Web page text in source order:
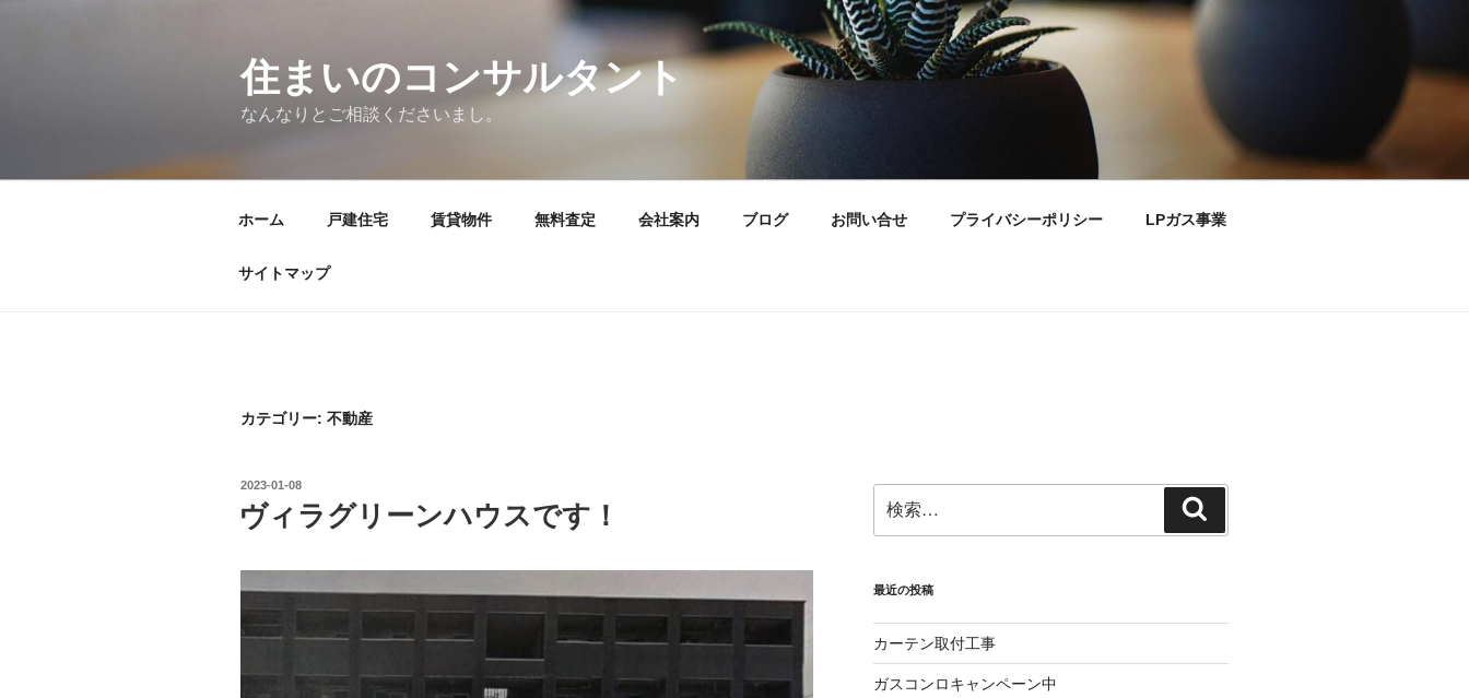
住まいのコンサルタント
なんなりとご相談くださいまし。
ホーム 戸建住宅 賃貸物件 無料査定 会社案内 ブログ お問い合せ プライバシーポリシー LPガス事業
サイトマップ
カテゴリー: 不動産
投
日:
2023-01-08
ヴィラグリーンハウスです！
索:
索
最近の投稿
カーテン取付工事
ガスコンロキャンペーン中